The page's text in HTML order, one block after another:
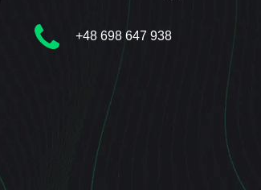
+48 698 647 938